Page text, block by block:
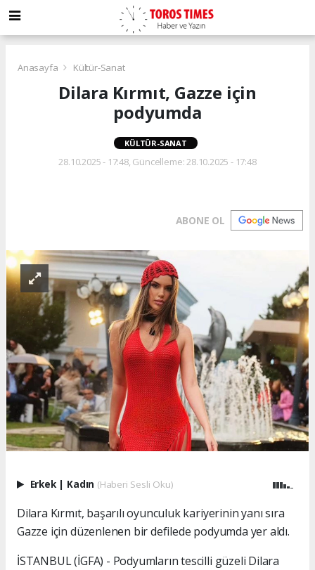
Anasayfa Kültür-Sanat
Dilara Kırmıt, Gazze için
podyumda
KÜLTÜR-SANAT
28.10.2025 - 17:48, Güncelleme: 28.10.2025 - 17:48
ABONE OL
Erkek | Kadın (Haberi Sesli Oku)
Dilara Kırmıt, başarılı oyunculuk kariyerinin yanı sıra
Gazze için düzenlenen bir defilede podyumda yer aldı.
İSTANBUL (İGFA) - Podyumların tescilli güzeli Dilara